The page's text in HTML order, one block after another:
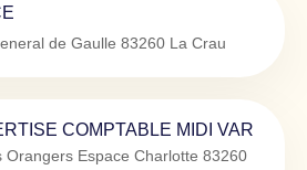
de Gaulle 83260 La Crau
COMPTABLE MIDI VAR
Orangers Espace Charlotte 83260